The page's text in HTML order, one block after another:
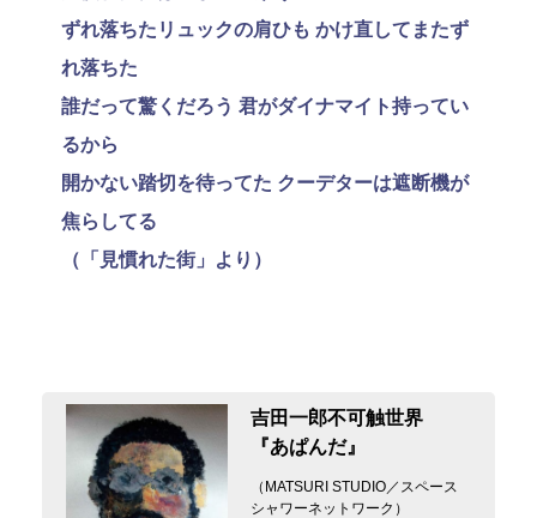
ずれ落ちたリュックの肩ひも かけ直してまたず
れ落ちた
誰だって驚くだろう 君がダイナマイト持ってい
るから
開かない踏切を待ってた クーデターは遮断機が
焦らしてる
（「見慣れた街」より）
‪吉田一郎不可触世界‬
『あぱんだ』
（MATSURI STUDIO／スペース
シャワーネットワーク）